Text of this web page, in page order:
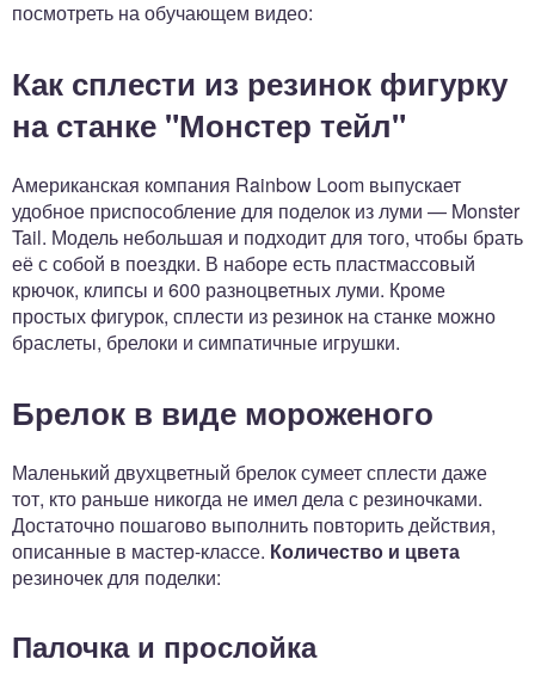
посмотреть на обучающем видео:
Как сплести из резинок фигурку
на станке "Монстер тейл"
Американская компания Rainbow Loom выпускает
удобное приспособление для поделок из луми — Monster
Tail. Модель небольшая и подходит для того, чтобы брать
её с собой в поездки. В наборе есть пластмассовый
крючок, клипсы и 600 разноцветных луми. Кроме
простых фигурок, сплести из резинок на станке можно
браслеты, брелоки и симпатичные игрушки.
Брелок в виде мороженого
Маленький двухцветный брелок сумеет сплести даже
тот, кто раньше никогда не имел дела с резиночками.
Достаточно пошагово выполнить повторить действия,
описанные в мастер-классе. Количество и цвета
резиночек для поделки:
Палочка и прослойка